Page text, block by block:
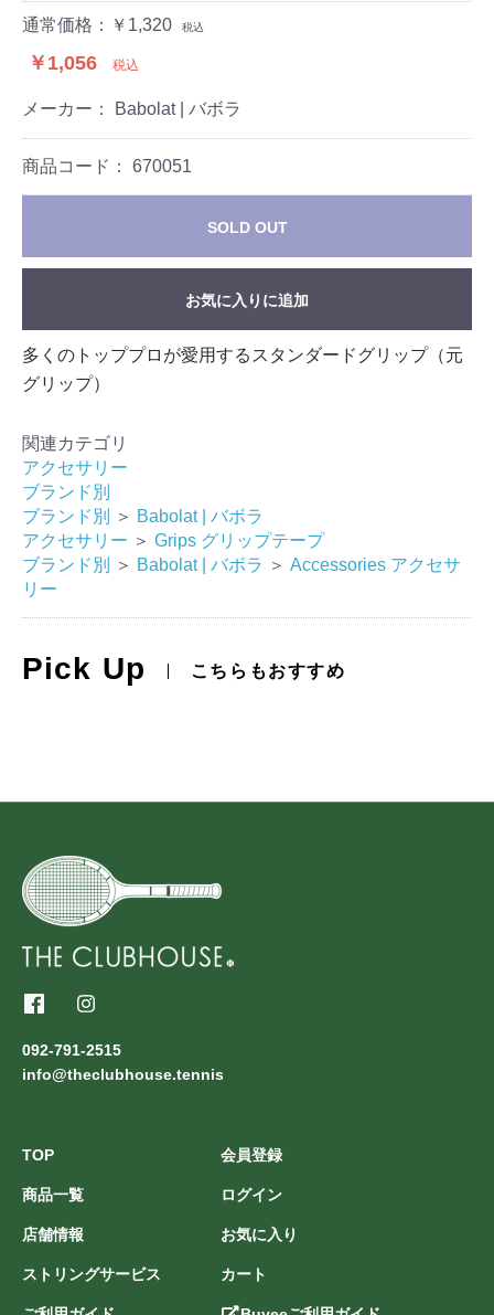
通常価格：￥1,320 税込
￥1,056 税込
メーカー： Babolat | バボラ
商品コード： 670051
SOLD OUT
お気に入りに追加
多くのトッププロが愛用するスタンダードグリップ（元
グリップ）
関連カテゴリ
アクセサリー
ブランド別
ブランド別
＞ Babolat | バボラ
アクセサリー ＞ Grips グリップテープ
ブランド別
＞ Babolat | バボラ ＞ Accessories アクセサ
リー
Pick Up こちらもおすすめ
092-791-2515
info@theclubhouse.tennis
TOP
商品一覧
店舗情報
ストリングサービス
会員登録
ログイン
お気に入り
カート